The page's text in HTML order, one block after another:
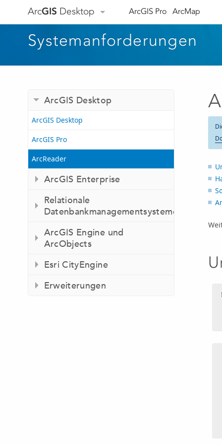
ArcGIS Desktop ArcGIS Pro ArcMap
Systemanforderungen
ArcGIS Desktop
ArcGIS Desktop
ArcGIS Pro
ArcReader
ArcGIS Enterprise
Relationale
Datenbankmanagementsysteme
ArcGIS Engine und
ArcObjects
Esri CityEngine
Erweiterungen